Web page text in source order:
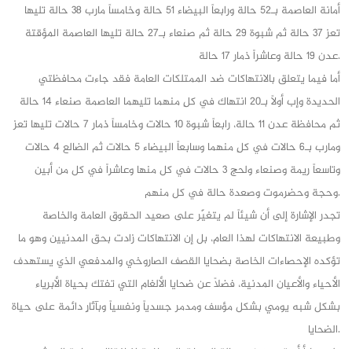
أمانة العاصمة بـ52 حالة ورابعاً البيضاء 51 حالة وخامساً مارب 38 حالة تليها
تعز 37 حالة ثم شبوة 29 حالة ثم صنعاء بـ27 حالة تليها العاصمة المؤقتة
عدن 19 حالة وعاشراً ذمار 17 حالة.
أما فيما يتعلق بالانتهاكات ضد الممتلكات العامة فقد جاءت محافظتي
الحديدة وإب أولاً بـ20 انتهاك في كلٍ منهما تليهما العاصمة صنعاء 14 حالة
ثم محافظة عدن 11 حالة، رابعاً شبوة 10 حالات وخامساً ذمار 7 حالات تليها تعز
ومارب بـ6 حالات في كلٍ منهما وسابعاً البيضاء 5 حالات ثم الضالع 4 حالات
وتاسعاً ريمة وصنعاء ولحج 3 حالات في كل منها وعاشراً في كل من أبين
وحجة وحضرموت وصعدة حالة في كل منهم.
تجدر الإشارة إلى أن شيئاً لم يتغيّر على صعيد الحقوق العامة والخاصة
وطبيعة الانتهاكات لهذا العام، بل إن الانتهاكات زادت بحق المدنيين وهو ما
تؤكده الإحصاءات الخاصة بضحايا القصف الصاروخي والمدفعي الذي يستهدف
الأحياء والأعيان المدنية، فضلاً عن ضحايا الألغام التي تفتك بحياة الأبرياء
بشكل شبه يومي بشكل مؤسف ومدمر جسدياً ونفسياً وبآثارٍ دائمة على حياة
الضحايا.